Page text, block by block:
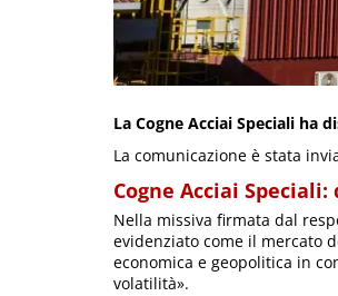
La Cogne Acciai Speciali ha
La comunicazione è stata
Cogne Acciai
Nella missiva firmata dal
evidenziato come il mercato
economica e geopolitica in
volatilità».